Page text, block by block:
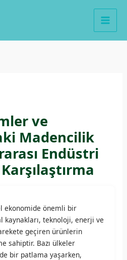
ve
Madencilik
Endüstri
ekonomide önemli bir
teknoloji, enerji ve
geçiren ürünlerin
sahiptir. Bazı ülkeler
bir patlama yaşarken,